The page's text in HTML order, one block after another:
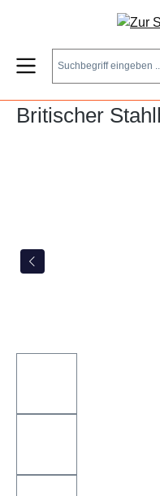
Zum Hauptinhalt springen
Britischer